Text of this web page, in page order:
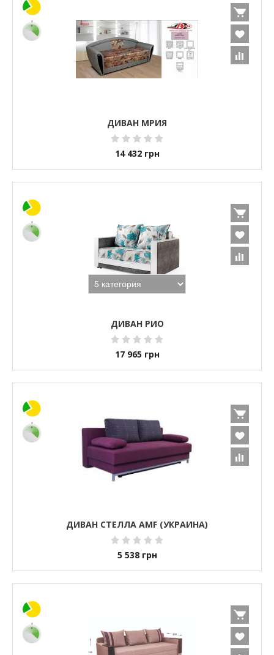
ДИВАН МРИЯ
14 432 грн
ДИВАН РИО
17 965 грн
ДИВАН СТЕЛЛА AMF (УКРАИНА)
5 538 грн